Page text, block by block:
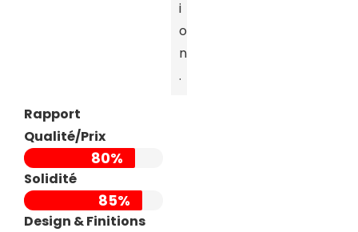
i
o
n
.
Rapport
Qualité/Prix
80%
Solidité
85%
Design & Finitions